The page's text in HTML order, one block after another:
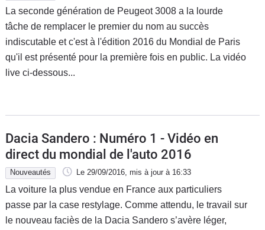
La seconde génération de Peugeot 3008 a la lourde
tâche de remplacer le premier du nom au succès
indiscutable et c'est à l'édition 2016 du Mondial de Paris
qu'il est présenté pour la première fois en public. La vidéo
live ci-dessous...
Dacia Sandero : Numéro 1 - Vidéo en
direct du mondial de l'auto 2016
Nouveautés Le 29/09/2016, mis à jour à 16:33
La voiture la plus vendue en France aux particuliers
passe par la case restylage. Comme attendu, le travail sur
le nouveau faciès de la Dacia Sandero s’avère léger,